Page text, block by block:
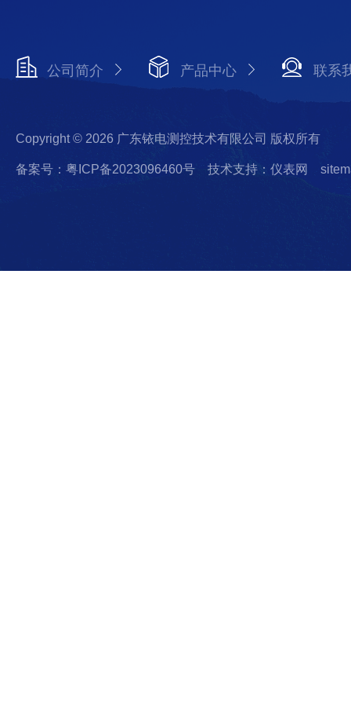
公司简介 产品中心 联系
Copyright © 2026 广东铱电测控技术有限公司 版权所有
备案号：粤ICP备2023096460号 技术支持：仪表网